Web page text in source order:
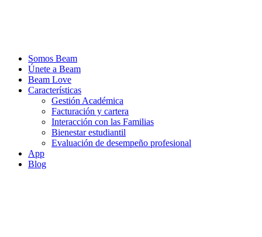
Somos Beam
Únete a Beam
Beam Love
Características
Gestión Académica
Facturación y cartera
Interacción con las Familias
Bienestar estudiantil
Evaluación de desempeño profesional
App
Blog